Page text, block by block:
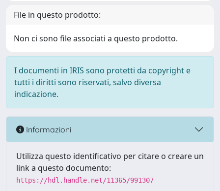
File in questo prodotto:
Non ci sono file associati a questo prodotto.
I documenti in IRIS sono protetti da copyright e
tutti i diritti sono riservati, salvo diversa
indicazione.
Informazioni
Utilizza questo identificativo per citare o creare un
link a questo documento:
https://hdl.handle.net/11365/991307